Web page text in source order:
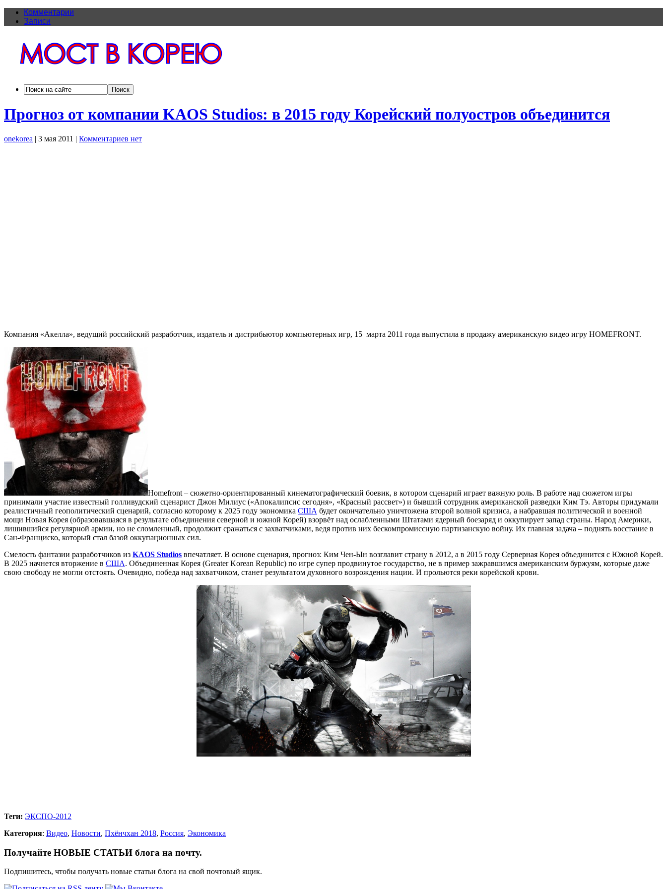
Комментарии
Записи
Прогноз от компании KAOS Studios: в 2015 году Корейский полуостров объединится
onekorea | 3 мая 2011 | Комментариев нет
Компания «Акелла», ведущий российский разработчик, издатель и дистрибьютор компьютерных игр, 15 марта 2011 года выпустила в продажу американскую видео игру HOMEFRONT.
Homefront – сюжетно-ориентированный кинематографический боевик, в котором сценарий играет важную роль. В работе над сюжетом игры
принимали участие известный голливудский сценарист Джон Милиус («Апокалипсис сегодня», «Красный рассвет») и бывший сотрудник американской разведки Ким Тэ. Авторы придумали
реалистичный геополитический сценарий, согласно которому к 2025 году экономика США будет окончательно уничтожена второй волной кризиса, а набравшая политической и военной
мощи Новая Корея (образовавшаяся в результате объединения северной и южной Корей) взорвёт над ослабленными Штатами ядерный боезаряд и оккупирует запад страны. Народ Америки,
лишившийся регулярной армии, но не сломленный, продолжит сражаться с захватчиками, ведя против них бескомпромиссную партизанскую войну. Их главная задача – поднять восстание в
Сан-Франциско, который стал базой оккупационных сил.
Смелость фантазии разработчиков из KAOS Studios впечатляет. В основе сценария, прогноз: Ким Чен-Ын возглавит страну в 2012, а в 2015 году Серверная Корея объединится с Южной Корей.
В 2025 начнется вторжение в США. Объединенная Корея (Greater Korean Republic) по игре супер продвинутое государство, не в пример зажравшимся американским буржуям, которые даже
свою свободу не могли отстоять. Очевидно, победа над захватчиком, станет результатом духовного возрождения нации. И прольются реки корейской крови.
Теги: ЭКСПО-2012
Категория: Видео, Новости, Пхёнчхан 2018, Россия, Экономика
Получайте НОВЫЕ СТАТЬИ блога на почту.
Подпишитесь, чтобы получать новые статьи блога на свой почтовый ящик.